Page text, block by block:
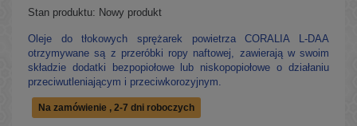
Stan produktu: Nowy produkt
Oleje do tłokowych sprężarek powietrza CORALIA L-DAA
otrzymywane są z przeróbki ropy naftowej, zawierają w swoim
składzie dodatki bezpopiołowe lub niskopopiołowe o działaniu
przeciwutleniającym i przeciwkorozyjnym.
Na zamówienie , 2-7 dni roboczych